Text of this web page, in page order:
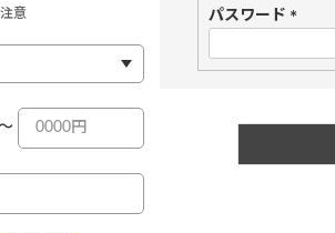
意
)
パスワード
必